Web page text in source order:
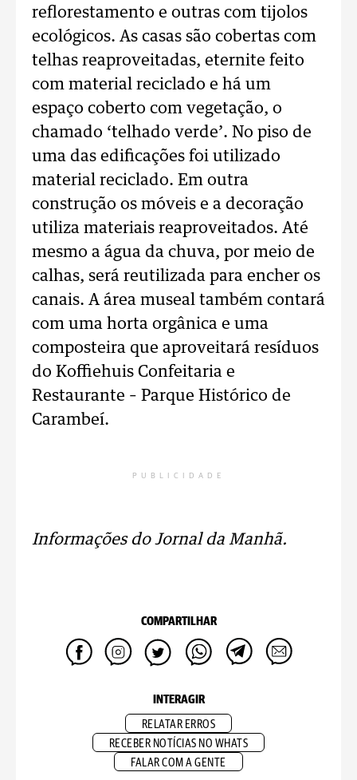
reflorestamento e outras com tijolos
ecológicos. As casas são cobertas com
telhas reaproveitadas, eternite feito
com material reciclado e há um
espaço coberto com vegetação, o
chamado ‘telhado verde’. No piso de
uma das edificações foi utilizado
material reciclado. Em outra
construção os móveis e a decoração
utiliza materiais reaproveitados. Até
mesmo a água da chuva, por meio de
calhas, será reutilizada para encher os
canais. A área museal também contará
com uma horta orgânica e uma
composteira que aproveitará resíduos
do Koffiehuis Confeitaria e
Restaurante – Parque Histórico de
Carambeí.
PUBLICIDADE
Informações do Jornal da Manhã.
COMPARTILHAR
INTERAGIR
RELATAR ERROS
RECEBER NOTÍCIAS NO WHATS
FALAR COM A GENTE